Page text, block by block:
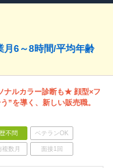
6～8時間/平均年齢
ナルカラー診断も★ 顔型×フ
”を導く、新しい販売職。
不問 ベテランOK
複数月 面接1回